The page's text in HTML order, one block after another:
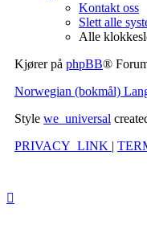
Kontakt oss
Slett alle
Alle
Kjører på phpBB®
Norwegian (bokmål)
Style we_universal
PRIVACY_LINK |